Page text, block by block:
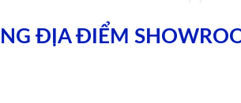
ĐỊA ĐIỂM